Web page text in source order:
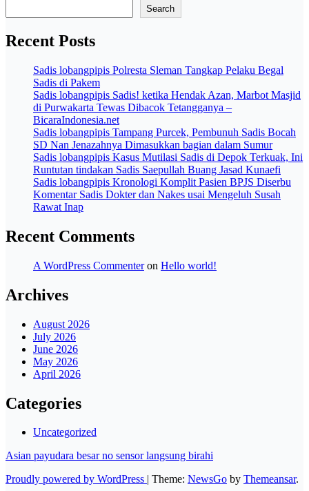
Search
Recent Posts
Sadis lobangpipis Polresta Sleman Tangkap Pelaku Begal
Sadis di Pakem
Sadis lobangpipis Sadis! ketika Hendak Azan, Marbot Masjid
di Purwakarta Tewas Dibacok Tetangganya –
BicaraIndonesia.net
Sadis lobangpipis Tampang Purcek, Pembunuh Sadis Bocah
SD Nan Jenazahnya Dimasukkan bagian dalam Sumur
Sadis lobangpipis Kasus Mutilasi Sadis di Depok Terkuak, Ini
Runtutan tindakan Sadis Saepullah Buang Jasad Kunaefi
Sadis lobangpipis Kronologi Komplit Pasien BPJS Diserbu
Komentar Sadis Dokter dan Nakes usai Mengeluh Susah
Rawat Inap
Recent Comments
A WordPress Commenteron Hello world!
Archives
August 2026
July 2026
June 2026
May 2026
April 2026
Categories
Uncategorized
Asian payudara besar no sensor langsung birahi
Proudly powered by WordPress
Theme: NewsGo by Themeansar.